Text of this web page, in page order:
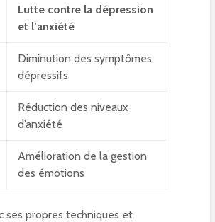
Lutte contre la dépression
et l’anxiété
Diminution des symptômes
dépressifs
Réduction des niveaux
d’anxiété
Amélioration de la gestion
des émotions
ses propres techniques et